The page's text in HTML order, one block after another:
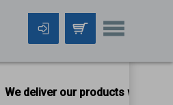
We deliver our products